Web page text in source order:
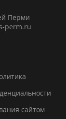
Перми
perm.ru
сайтом